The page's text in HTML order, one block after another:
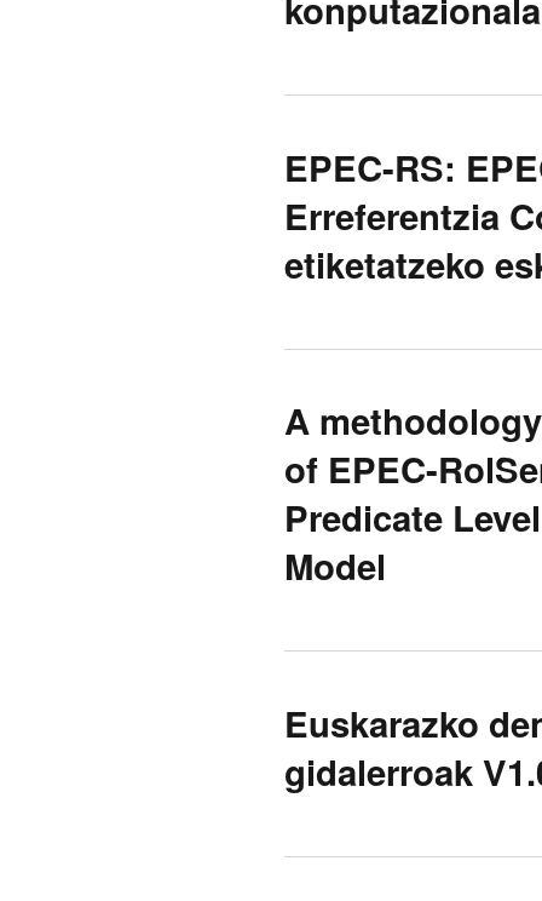
EPEC-RS:
Erreferentzia
etiketatzeko
A
of EPEC-
Predicate
Model
Euskarazko
gidalerroak